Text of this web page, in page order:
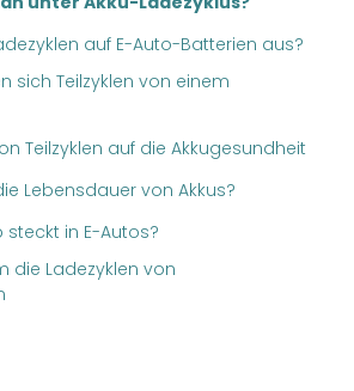
auf E-Auto-Batterien aus?
sich Teilzyklen von einem
Teilzyklen auf die Akkugesundheit
Lebensdauer von Akkus?
steckt in E-Autos?
die Ladezyklen von